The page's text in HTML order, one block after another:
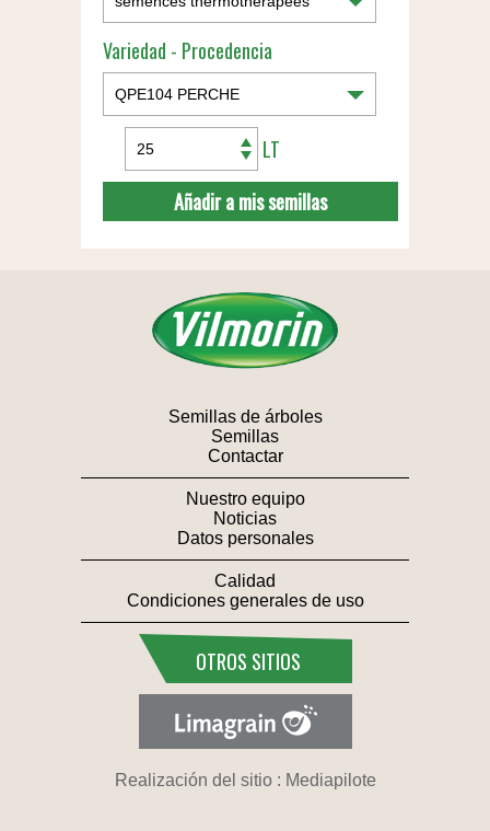
Variedad - Procedencia
LT
Añadir a mis semillas
Semillas de árboles
Semillas
Contactar
Nuestro equipo
Noticias
Datos personales
Calidad
Condiciones generales de uso
OTROS SITIOS
Realización del sitio : Mediapilote